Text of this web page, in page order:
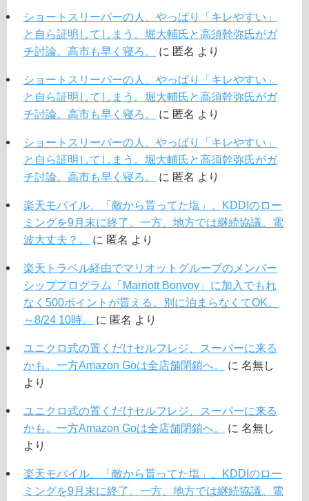
ショートスリーパーの人、やっぱり「キレやすい」
と自ら証明してしまう。堀大輔氏と高須幹弥氏がガ
チ討論。高市も早く寝ろ。
に 匿名 より
ショートスリーパーの人、やっぱり「キレやすい」
と自ら証明してしまう。堀大輔氏と高須幹弥氏がガ
チ討論。高市も早く寝ろ。
に 匿名 より
ショートスリーパーの人、やっぱり「キレやすい」
と自ら証明してしまう。堀大輔氏と高須幹弥氏がガ
チ討論。高市も早く寝ろ。
に 匿名 より
楽天モバイル、「敵から貰ってた塩」、KDDIのロー
ミングを9月末に終了。一方、地方では継続協議。電
波大丈夫？。
に 匿名 より
楽天トラベル経由でマリオットグループのメンバー
シッププログラム「Marriott Bonvoy」に加入でもれ
なく500ポイントが貰える。別に泊まらなくてOK。
～8/24 10時。
に 匿名 より
ユニクロ式の置くだけセルフレジ、スーパーに来る
かも。一方Amazon Goは全店舗閉鎖へ。
に 名無し
より
ユニクロ式の置くだけセルフレジ、スーパーに来る
かも。一方Amazon Goは全店舗閉鎖へ。
に 名無し
より
楽天モバイル、「敵から貰ってた塩」、KDDIのロー
ミングを9月末に終了。一方、地方では継続協議。電